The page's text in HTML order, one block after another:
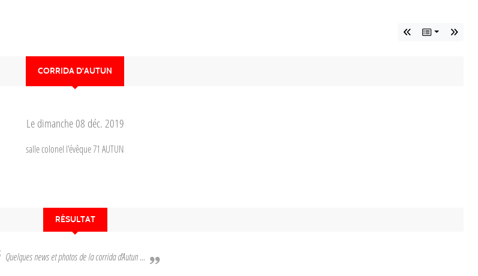
CORRIDA D'AUTUN
Le dimanche08 déc. 2019
salle colonel l'évêque71 AUTUN
RÉSULTAT
Quelques news et photos de la corrida d’Autun ...